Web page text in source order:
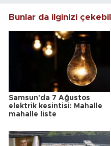
Bunlar da ilginizi
Samsun'da 7 Ağustos
elektrik kesintisi: Mahalle
mahalle liste